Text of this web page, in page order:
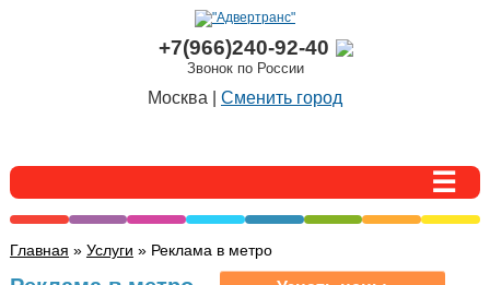
+7(966)240-92-40
Звонок по России
Москва | Сменить город
Главная » Услуги » Реклама в метро